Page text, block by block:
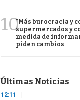
10"Más burocracia y
supermercados y
medida de
piden cambios
Últimas Noticias
12:11